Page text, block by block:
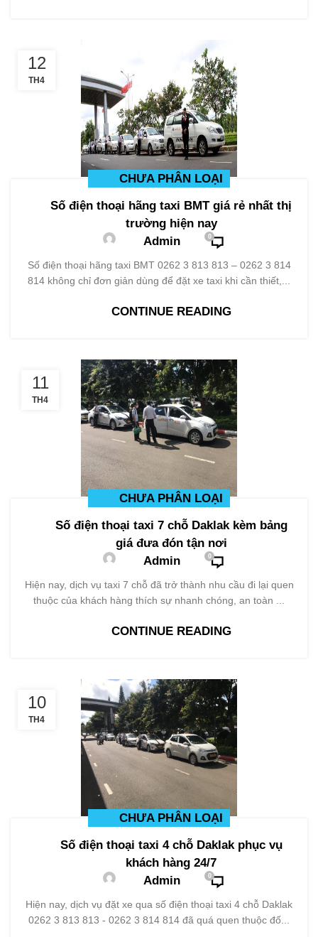
12
TH4
CHƯA PHÂN LOẠI
Số điện thoại hãng taxi BMT giá rẻ nhất thị
trường hiện nay
Admin
0
Số điện thoại hãng taxi BMT 0262 3 813 813 – 0262 3 814
814 không chỉ đơn giản dùng để đặt xe taxi khi cần thiết,...
CONTINUE READING
11
TH4
CHƯA PHÂN LOẠI
Số điện thoại taxi 7 chỗ Daklak kèm bảng
giá đưa đón tận nơi
Admin
0
Hiện nay, dịch vụ taxi 7 chỗ đã trở thành nhu cầu đi lại quen
thuộc của khách hàng thích sự nhanh chóng, an toàn ...
CONTINUE READING
10
TH4
CHƯA PHÂN LOẠI
Số điện thoại taxi 4 chỗ Daklak phục vụ
khách hàng 24/7
Admin
0
Hiện nay, dịch vụ đặt xe qua số điện thoại taxi 4 chỗ Daklak
0262 3 813 813 - 0262 3 814 814 đã quá quen thuộc đố...